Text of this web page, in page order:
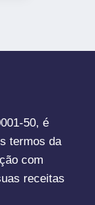
50, é
termos da
com
receitas